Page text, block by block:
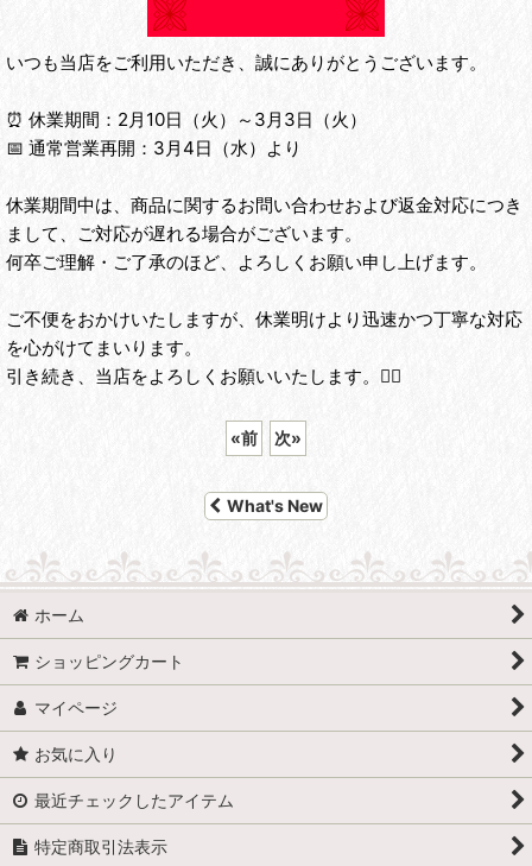
いつも当店をご利用いただき、誠にありがとうございます。
⏰ ‌休業期間‌：2月10日（火）～3月3日（火）
📅 ‌通常営業再開‌：3月4日（水）より
休業期間中は、商品に関するお問い合わせおよび返金対応につき
まして、ご対応が遅れる場合がございます。
何卒ご理解・ご了承のほど、よろしくお願い申し上げます。
ご不便をおかけいたしますが、休業明けより迅速かつ丁寧な対応
を心がけてまいります。
引き続き、当店をよろしくお願いいたします。🙇‍♀️
«前 次»
What's New
ホーム
ショッピングカート
マイページ
お気に入り
最近チェックしたアイテム
特定商取引法表示